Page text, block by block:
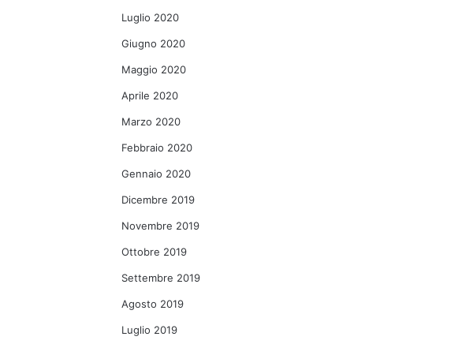
Luglio 2020
Giugno 2020
Maggio 2020
Aprile 2020
Marzo 2020
Febbraio 2020
Gennaio 2020
Dicembre 2019
Novembre 2019
Ottobre 2019
Settembre 2019
Agosto 2019
Luglio 2019